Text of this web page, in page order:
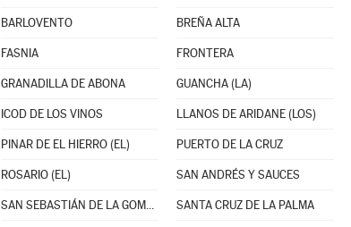
BARLOVENTO BREÑA ALTA
FASNIA FRONTERA
GRANADILLA DE ABONA GUANCHA (LA)
ICOD DE LOS VINOS LLANOS DE ARIDANE (LOS)
PINAR DE EL HIERRO (EL) PUERTO DE LA CRUZ
ROSARIO (EL) SAN ANDRÉS Y SAUCES
SAN SEBASTIÁN DE LA GOMERA SANTA CRUZ DE LA PALMA